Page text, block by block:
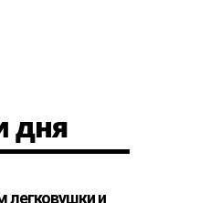
дня
легковушки и